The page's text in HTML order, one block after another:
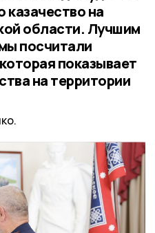
казачество на
области. Лучшим
посчитали
показывает
на территории